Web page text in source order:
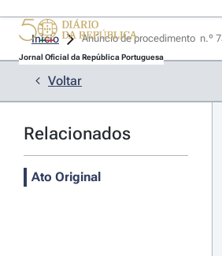
Jornal Oficial da República Portuguesa
Início
Voltar
Relacionados
Ato Original